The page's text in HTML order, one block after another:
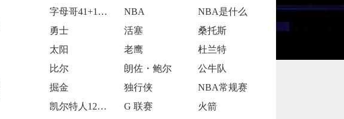
字母哥41+14班凯罗复出34+7 雄鹿
NBA
NBA是什么
勇士
活塞
桑托斯
太阳
老鹰
杜兰特
比尔
朗佐・鲍尔
公牛队
掘金
独行侠
NBA常规赛
凯尔特人120-119险胜鹈鹕
G 联赛 火箭